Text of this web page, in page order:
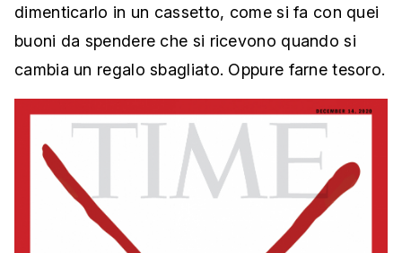
dimenticarlo in un cassetto, come si fa con quei
buoni da spendere che si ricevono quando si
cambia un regalo sbagliato. Oppure farne tesoro.